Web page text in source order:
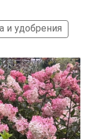
и удобрения